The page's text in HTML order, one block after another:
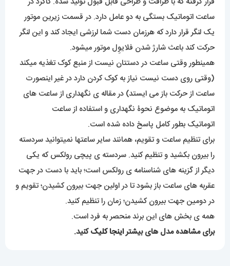
ساعت اتوماتیک بستگی به دو عامل دارد. در قسمت زیرین موتور
یک لنگر قرار دارد که هرزمان دست شما لرزشی ایجاد کند و این لنگر
حرکت کند باعث شارژ شدن فلایوِل موتور میشود.
همینطور وقتی ساعت در دستتان نیست از منبع کوک تغذیه میکند
(وقتی روی دست نیست نیاز به کوک کردن دارد در غیر اینصورت
ساعت از حرکت باز می ایستد) در مقاله ی نگهداری از ساعت های
اتوماتیک به موضوع نحوۀ نگهداری و استفاده از ساعت
اتوماتیک بطور کامل پاسخ داده شده است.
برای تنظیم ساعت و تقویم، همانند سایر ساعتها نمیتوانید سردسته
را بیرون بکشید و تنظیم کنید. سردسته ی پیچی رولکس که یکی
دیگر از گزینه های شناسنامه ی رولکس است؛ باید با دست در جهت
عقربه های ساعت باز بشود تا در اولین جهت بیرون کشیدن؛ تقویم و
در دومین جهت بیرون کشیدن؛ زمان را تنظیم کنید.
همه ی بخش های این برند منحصر به فرد است.
برای مشاهده مدل های بیشتراینجا کلیککنید.